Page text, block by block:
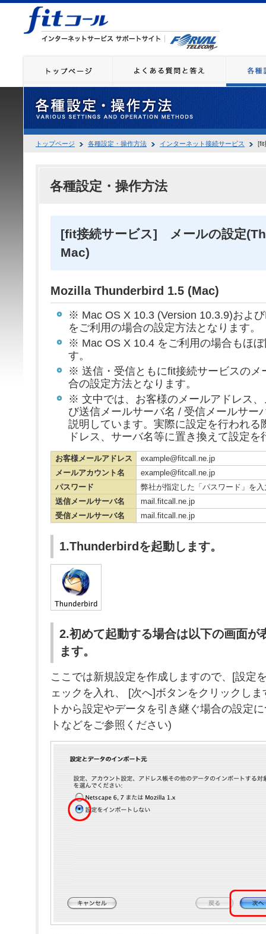
トップページ 各種設定・操作方法 インターネット接続サービス [fit
各種設定・操作方法
[fit接続サービス] メールの設定
Mac)
Mozilla Thunderbird 1.5 (Mac)
※ Mac OS X 10.3 (Version 10.3.9)およ
をご利用の場合の設定方法となります。
※ Mac OS X 10.4 をご利用の場合もほ
す。
※ 送信・受信ともにfit接続サービスのメ
合の設定方法となります。
※ 文中では、お客様のメールアドレス
び送信メールサーバ名 / 受信メールサー
説明しています。実際に設定を行われる
ドレス、サーバ名等に置き換えて設定を
お客様メールアドレス
example@fitcall.ne.jp
メールアカウント名
example@fitcall.ne.jp
パスワード
弊社が指定した「パスワード」を入
送信メールサーバ名
mail.fitcall.ne.jp
受信メールサーバ名
mail.fitcall.ne.jp
1.Thunderbirdを起動します。
2.初めて起動する場合は以下の画面が
ます。
ここでは新規設定を作成しますので、[設定
ェックを入れ、 [次へ]ボタンをクリックし
トから設定やデータを引き継ぐ場合の設定
トなどをご参照ください)